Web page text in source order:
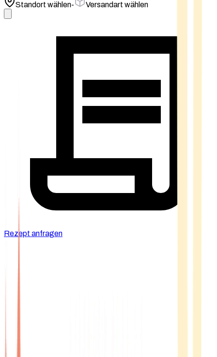
Standort wählen- Versandart wählen
Rezept anfragen